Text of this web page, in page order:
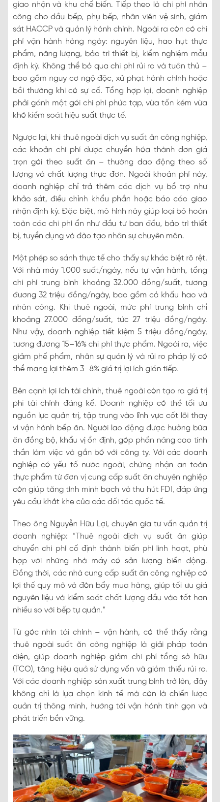
giao nhận và khu chế biến. Tiếp theo là chi phí nhân
công cho đầu bếp, phụ bếp, nhân viên vệ sinh, giám
sát HACCP và quản lý hành chính. Ngoài ra còn có chi
phí vận hành hàng ngày: nguyên liệu, hao hụt thực
phẩm, năng lượng, bảo trì thiết bị, kiểm nghiệm mẫu
định kỳ. Không thể bỏ qua chi phí rủi ro và tuân thủ –
bao gồm nguy cơ ngộ độc, xử phạt hành chính hoặc
bồi thường khi có sự cố. Tổng hợp lại, doanh nghiệp
phải gánh một gói chi phí phức tạp, vừa tốn kém vừa
khó kiểm soát hiệu suất thực tế.
Ngược lại, khi thuê ngoài dịch vụ suất ăn công nghiệp,
các khoản chi phí được chuyển hóa thành đơn giá
trọn gói theo suất ăn – thường dao động theo số
lượng và chất lượng thực đơn. Ngoài khoản phí này,
doanh nghiệp chỉ trả thêm các dịch vụ bổ trợ như
khảo sát, điều chỉnh khẩu phần hoặc báo cáo giao
nhận định kỳ. Đặc biệt, mô hình này giúp loại bỏ hoàn
toàn các chi phí ẩn như đầu tư ban đầu, bảo trì thiết
bị, tuyển dụng và đào tạo nhân sự chuyên môn.
Một phép so sánh thực tế cho thấy sự khác biệt rõ rệt.
Với nhà máy 1.000 suất/ngày, nếu tự vận hành, tổng
chi phí trung bình khoảng 32.000 đồng/suất, tương
đương 32 triệu đồng/ngày, bao gồm cả khấu hao và
nhân công. Khi thuê ngoài, mức phí trung bình chỉ
khoảng 27.000 đồng/suất, tức 27 triệu đồng/ngày.
Như vậy, doanh nghiệp tiết kiệm 5 triệu đồng/ngày,
tương đương 15–16% chi phí thực phẩm. Ngoài ra, việc
giảm phế phẩm, nhân sự quản lý và rủi ro pháp lý có
thể mang lại thêm 3–8% giá trị lợi ích gián tiếp.
Bên cạnh lợi ích tài chính, thuê ngoài còn tạo ra giá trị
phi tài chính đáng kể. Doanh nghiệp có thể tối ưu
nguồn lực quản trị, tập trung vào lĩnh vực cốt lõi thay
vì vận hành bếp ăn. Người lao động được hưởng bữa
ăn đồng bộ, khẩu vị ổn định, góp phần nâng cao tinh
thần làm việc và gắn bó với công ty. Với các doanh
nghiệp có yếu tố nước ngoài, chứng nhận an toàn
thực phẩm từ đơn vị cung cấp suất ăn chuyên nghiệp
còn giúp tăng tính minh bạch và thu hút FDI, đáp ứng
yêu cầu khắt khe của các đối tác quốc tế.
Theo ông Nguyễn Hữu Lợi, chuyên gia tư vấn quản trị
doanh nghiệp: “Thuê ngoài dịch vụ suất ăn giúp
chuyển chi phí cố định thành biến phí linh hoạt, phù
hợp với những nhà máy có sản lượng biến động.
Đồng thời, các nhà cung cấp suất ăn công nghiệp có
lợi thế quy mô và đòn bẩy mua hàng, giúp tối ưu giá
nguyên liệu và kiểm soát chất lượng đầu vào tốt hơn
nhiều so với bếp tự quản.”
Từ góc nhìn tài chính – vận hành, có thể thấy rằng
thuê ngoài suất ăn công nghiệp là giải pháp toàn
diện, giúp doanh nghiệp giảm chi phí tổng sở hữu
(TCO), tăng hiệu quả sử dụng vốn và giảm thiểu rủi ro.
Với các doanh nghiệp sản xuất trung bình trở lên, đây
không chỉ là lựa chọn kinh tế mà còn là chiến lược
quản trị thông minh, hướng tới vận hành tinh gọn và
phát triển bền vững.